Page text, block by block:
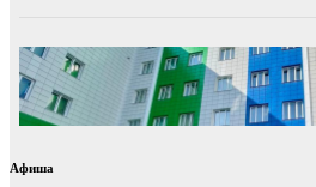
Афиша